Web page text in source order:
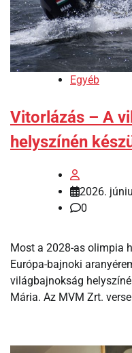
Egyéb
Vitorlázás – A
helyszínén
2026.
0
Most a 2028-as olimpia
Európa-bajnoki
világbajnokság
Mária. Az MVM Zrt.